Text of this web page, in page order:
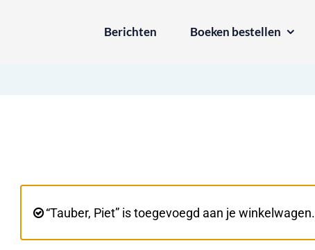
Berichten Boeken bestellen
“Tauber, Piet” is toegevoegd aan je winkelwagen.